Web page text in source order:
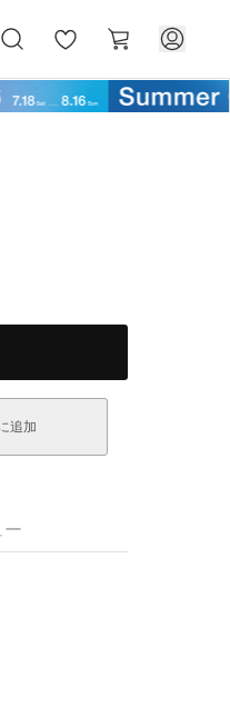
気
に
ー
ト
追加
ー